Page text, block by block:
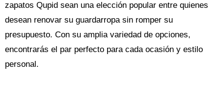
zapatos Qupid sean una elección popular entre quienes
desean renovar su guardarropa sin romper su
presupuesto. Con su amplia variedad de opciones,
encontrarás el par perfecto para cada ocasión y estilo
personal.